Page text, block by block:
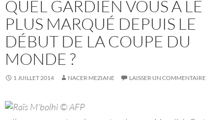
QUEL GARDIEN VOUS A LE
PLUS MARQUÉ DEPUIS LE
DÉBUT DE LA COUPE DU
MONDE ?
1 JUILLET 2014 NACER MEZIANE LAISSER UN COMMENTAIRE